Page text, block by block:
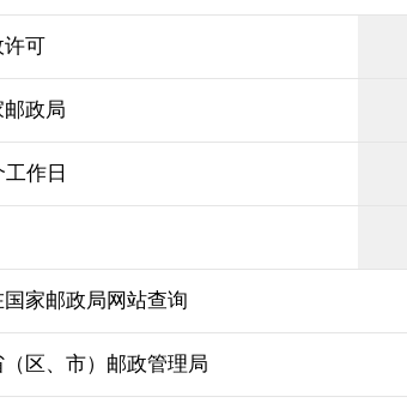
许可
邮政局
工作日
国家邮政局网站查询
（区、市）邮政管理局